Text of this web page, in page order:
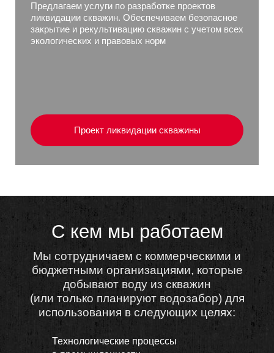
Предлагаем услуги по разработке проектов
ликвидации скважин. Обеспечиваем безопасное
закрытие и рекультивацию скважин с учетом всех
экологических и правовых норм
Проект ликвидации скважины
С кем мы работаем
Мы сотрудничаем с коммерческими и
бюджетными организациями, которые
добывают воду из скважин
(или только планируют водозабор) для
использования в следующих целях:
Технологические процессы